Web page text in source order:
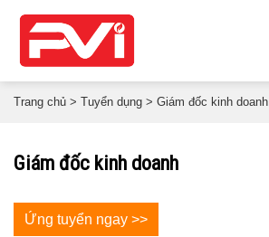
content
Trang chủ > Tuyển dụng > Giám đốc kinh doanh
Giám đốc kinh doanh
Ứng tuyển ngay >>